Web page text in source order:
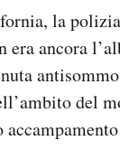
la
era ancora
del